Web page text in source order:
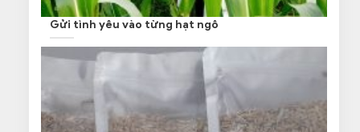
Gửi tình yêu vào từng hạt ngô